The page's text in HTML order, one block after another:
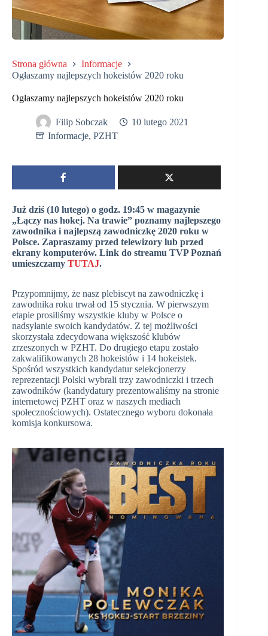
Strona główna
Informacje
Ogłaszamy najlepszych hokeistów 2020 roku
Ogłaszamy najlepszych hokeistów 2020 roku
Filip Sobczak
10 lutego 2021
Informacje, PZHT
Już dziś (10 lutego) o godz. 19:45 w magazynie
„Łączy nas hokej. Na trawie” poznamy najlepszego
zawodnika i najlepszą zawodniczkę 2020 roku w
Polsce. Zapraszamy przed telewizory lub przed
ekrany komputerów. Link do streamu TVP Poznań
umieszczamy TUTAJ.
Przypomnijmy, że nasz plebiscyt na zawodniczkę i
zawodnika roku trwał od 15 stycznia. W pierwszym
etapie prosiliśmy wszystkie kluby w Polsce o
nadsyłanie swoich kandydatów. Z tej możliwości
skorzystała zdecydowana większość klubów
zrzeszonych w PZHT. Do drugiego etapu zostało
zakwalifikowanych 28 hokeistów i 14 hokeistek.
Spośród wszystkich kandydatur selekcjonerzy
reprezentacji Polski wybrali trzy zawodniczki i trzech
zawodników (kandydatury prezentowaliśmy na stronie
internetowej PZHT oraz w naszych mediach
społecznościowych). Ostatecznego wyboru dokonała
komisja konkursowa.